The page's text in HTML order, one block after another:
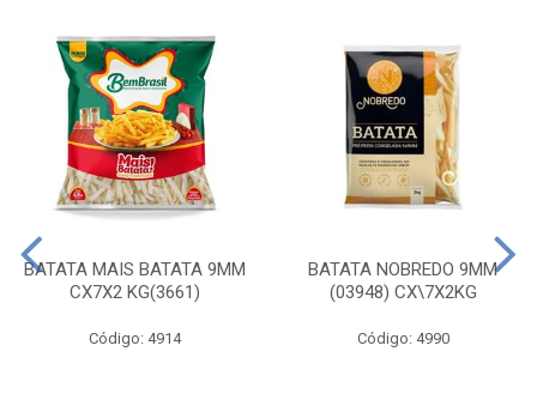
BATATA MAIS BATATA 9MM
CX7X2 KG(3661)
Código: 4914
BATATA NOBREDO 9MM
(03948) CX\7X2KG
Código: 4990